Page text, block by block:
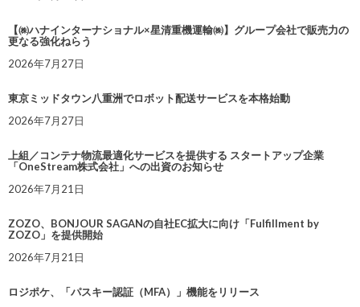
【㈱ハナインターナショナル×星清重機運輸㈱】グループ会社で販売力の
更なる強化ねらう
2026年7月27日
東京ミッドタウン八重洲でロボット配送サービスを本格始動
2026年7月27日
上組／コンテナ物流最適化サービスを提供する スタートアップ企業
「OneStream株式会社」への出資のお知らせ
2026年7月21日
ZOZO、BONJOUR SAGANの自社EC拡大に向け「Fulfillment by
ZOZO」を提供開始
2026年7月21日
ロジポケ、「パスキー認証（MFA）」機能をリリース